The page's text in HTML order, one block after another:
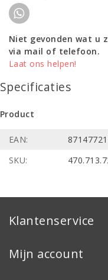
Niet gevonden wat u
via mail of telefoon.
Laat ons helpen!
Specificaties
Product
EAN:
SKU:
Klantenservice
Mijn account